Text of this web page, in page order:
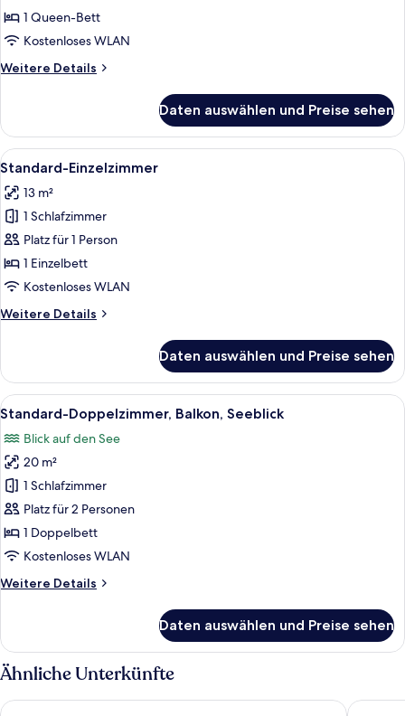
anzeigen
1 Queen-Bett
Kostenloses WLAN
Weitere Details
Weitere
Suite,
Seeblick
Daten auswählen und Preise sehen
Alle
Fotos
für
Standard-
Einzelzimmer
anzeigen
Ein Schlafzimmer mit Bett,
8
Standard-Einzelzimmer
13 m²
1 Schlafzimmer
Platz für 1 Person
1 Einzelbett
Kostenloses WLAN
Weitere Details
Weitere
Einzelzimmer
Daten auswählen und Preise sehen
Alle
Fotos
für
Standard-
Doppelzimmer,
Balkon,
Seeblick
anzeigen
Ein Hotelzimmer mit einem großen
11
Standard-Doppelzimmer, Balkon, Seeblick
Blick auf den See
20 m²
1 Schlafzimmer
Platz für 2 Personen
1 Doppelbett
Kostenloses WLAN
Weitere Details
Weitere
Doppelzimmer,
Balkon,
Seeblick
Daten auswählen und Preise sehen
Ähnliche Unterkünfte
Hotel Paradiso Como Hotel